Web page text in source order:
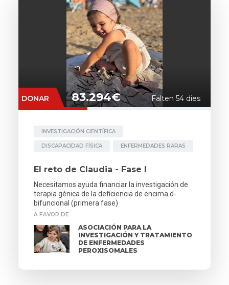
DONAR 83.294€ Falten 54 dies
INVESTIGACIÓN CIENTÍFICA
DISCAPACIDAD FÍSICA ENFERMEDADES RARAS
El reto de Claudia - Fase I
Necesitamos ayuda financiar la investigación de
terapia génica de la deficiencia de encima d-
bifuncional (primera fase)
A FAVOR DE
ASOCIACIÓN PARA LA
INVESTIGACIÓN Y TRATAMIENTO
DE ENFERMEDADES
PEROXISOMALES